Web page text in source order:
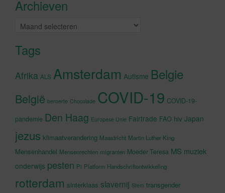
Archieven
Archieven
Tags
Afrika ALS Amsterdam Autisme Belgie
België beroerte Chocolade COVID-19 COVID-19-
pandemie Den Haag Europese Unie Fairtrade FAO hiv Japan
jezus klimaatverandering Maastricht Martin Luther King
Mensenhandel Mensenrechten migranten Moeder Teresa MS muziek
onderwijs pesten Pi Platform Handschriftontwikkeling
rotterdam sinterklaas slavernij Stem transgender